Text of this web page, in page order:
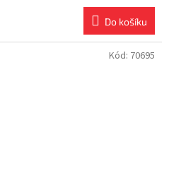
Do košíku
Kód: 70695